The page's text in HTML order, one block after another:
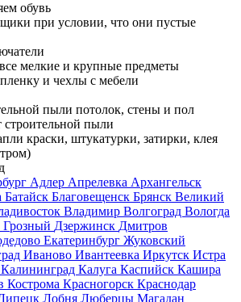
обувь
при условии, что они пустые
мелкие и крупные предметы
и чехлы с мебели
пыли потолок, стены и пол
строительной пыли
краски, штукатурки, затирки, клея
Адлер Апрелевка Архангельск
Батайск Благовещенск Брянск Великий
Владимир Волгоград Вологда
Грозный Дзержинск Дмитров
Екатеринбург Жуковский
Иваново Ивантеевка Иркутск Истра
Калининград Калуга Каспийск Кашира
Кострома Красногорск Краснодар
Лобня Люберцы Магадан